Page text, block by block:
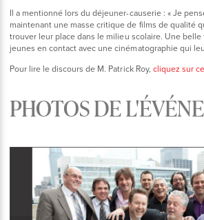
Il a mentionné lors du déjeuner-causerie : « Je
maintenant une masse critique de films de qualité
trouver leur place dans le milieu scolaire. Une belle
jeunes en contact avec une cinématographie qui
Pour lire le discours de M. Patrick Roy, cliquez sur
PHOTOS DE